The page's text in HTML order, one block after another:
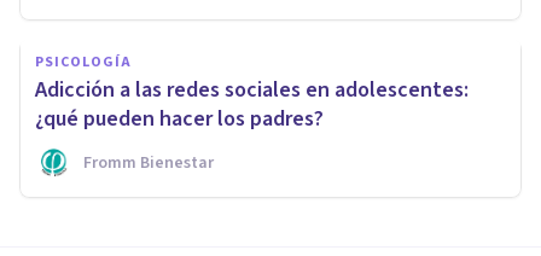
PSICOLOGÍA
Adicción a las redes sociales en adolescentes:
¿qué pueden hacer los padres?
Fromm Bienestar